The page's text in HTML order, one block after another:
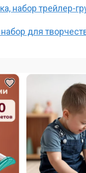
набор трейлер-
для